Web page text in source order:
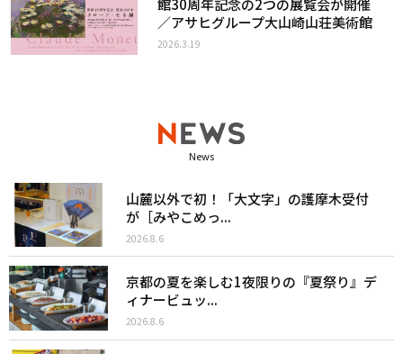
／アサヒグループ大山崎山荘美術館
2026.3.19
News
山麓以外で初！「大文字」の護摩木受付
が［みやこめっ...
2026.8.6
京都の夏を楽しむ1夜限りの『夏祭り』デ
ィナービュッ...
2026.8.6